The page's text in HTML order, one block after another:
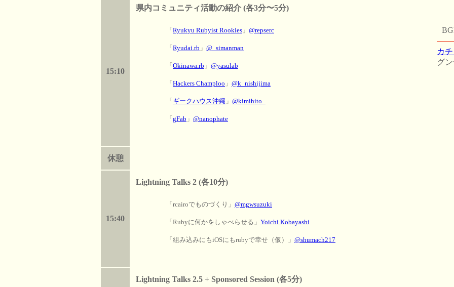
15:10
県内コミュニティ活動の紹介 (各3分〜5分)
「 Ryukyu Rubyist Rookies 」 @repserc
「 Ryudai.rb 」 @_simanman
「 Okinawa.rb 」 @yasulab
「 Hackers Champloo 」 @k_nishijima
「 ギークハウス沖縄 」 @kimihito_
「 gFab 」 @nanophate
休憩
15:40
Lightning Talks 2 (各10分)
「rcairoでものづくり」 @mgwsuzuki
「Rubyに何かをしゃべらせる」 Yoichi Kobayashi
「組み込みにもiOSにもrubyで幸せ（仮）」 @shumach217
Lightning Talks 2.5 + Sponsored Session (各5分)
カ
グ